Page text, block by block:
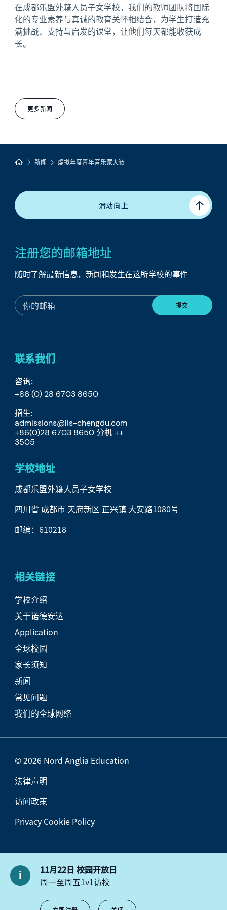
11月22日 校园开放日
周一至周五1v1访校
更多新闻
在成都乐盟外籍人员子女学校，我们的教师团队将国际
化的专业素养与真诚的教育关怀相结合，为学生打造充
满挑战、支持与启发的课堂，让他们每天都能收获成
长。
新闻 虚拟年度青年音乐家大赛
滑动向上
注册您的邮箱地址
随时了解最新信息，新闻和发生在这所学校的事件
联系我们
咨询:
+86 (0) 28 6703 8650
招生:
admissions@lis-chengdu.com
+86(0)28 6703 8650 分机 ++
​3505
学校地址
成都乐盟外籍人员子女学校
四川省 成都市 天府新区 正兴镇 大安路1080号
邮编：610218
相关链接
学校介绍
关于诺德安达
Application
全球校园
家长须知
新闻
常见问题
我们的全球网络
© 2026 Nord Anglia Education
法律声明
访问政策
Privacy Cookie Policy